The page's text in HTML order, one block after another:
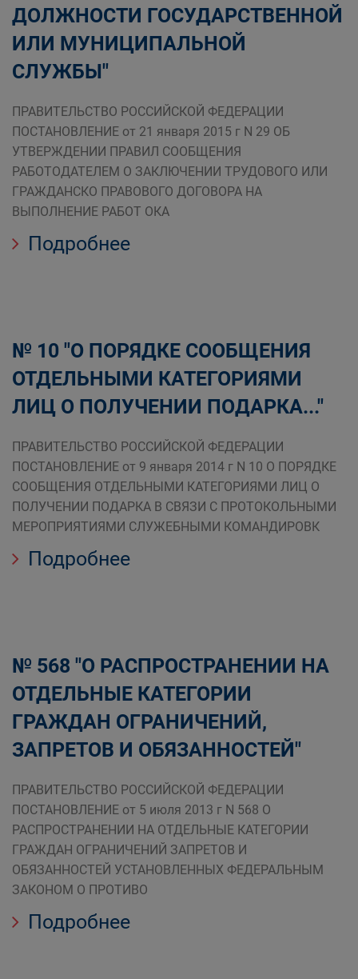
ДОЛЖНОСТИ ГОСУДАРСТВЕННОЙ
ИЛИ МУНИЦИПАЛЬНОЙ
СЛУЖБЫ"
ПРАВИТЕЛЬСТВО РОССИЙСКОЙ ФЕДЕРАЦИИ
ПОСТАНОВЛЕНИЕ от 21 января 2015 г N 29 ОБ
УТВЕРЖДЕНИИ ПРАВИЛ СООБЩЕНИЯ
РАБОТОДАТЕЛЕМ О ЗАКЛЮЧЕНИИ ТРУДОВОГО ИЛИ
ГРАЖДАНСКО ПРАВОВОГО ДОГОВОРА НА
ВЫПОЛНЕНИЕ РАБОТ ОКА
Подробнее
№ 10 "О ПОРЯДКЕ СООБЩЕНИЯ
ОТДЕЛЬНЫМИ КАТЕГОРИЯМИ
ЛИЦ О ПОЛУЧЕНИИ ПОДАРКА..."
ПРАВИТЕЛЬСТВО РОССИЙСКОЙ ФЕДЕРАЦИИ
ПОСТАНОВЛЕНИЕ от 9 января 2014 г N 10 О ПОРЯДКЕ
СООБЩЕНИЯ ОТДЕЛЬНЫМИ КАТЕГОРИЯМИ ЛИЦ О
ПОЛУЧЕНИИ ПОДАРКА В СВЯЗИ С ПРОТОКОЛЬНЫМИ
МЕРОПРИЯТИЯМИ СЛУЖЕБНЫМИ КОМАНДИРОВК
Подробнее
№ 568 "О РАСПРОСТРАНЕНИИ НА
ОТДЕЛЬНЫЕ КАТЕГОРИИ
ГРАЖДАН ОГРАНИЧЕНИЙ,
ЗАПРЕТОВ И ОБЯЗАННОСТЕЙ"
ПРАВИТЕЛЬСТВО РОССИЙСКОЙ ФЕДЕРАЦИИ
ПОСТАНОВЛЕНИЕ от 5 июля 2013 г N 568 О
РАСПРОСТРАНЕНИИ НА ОТДЕЛЬНЫЕ КАТЕГОРИИ
ГРАЖДАН ОГРАНИЧЕНИЙ ЗАПРЕТОВ И
ОБЯЗАННОСТЕЙ УСТАНОВЛЕННЫХ ФЕДЕРАЛЬНЫМ
ЗАКОНОМ О ПРОТИВО
Подробнее